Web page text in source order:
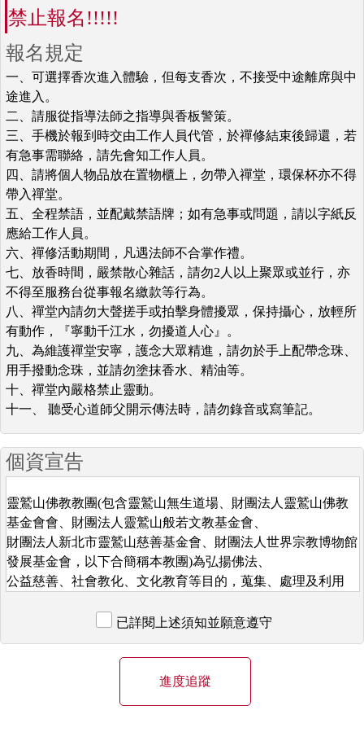
禁止報名!!!!!
報名規定
一、可選擇香次進入體驗，但每支香次，不接受中途離席與中
途進入。
二、請服從指導法師之指導與香板警策。
三、手機於報到時交由工作人員代管，於禪修結束後歸還，若
有急事需聯絡，請先會知工作人員。
四、請將個人物品放在置物櫃上，勿帶入禪堂，環保杯亦不得
帶入禪堂。
五、全程禁語，並配戴禁語牌；如有急事或問題，請以字紙反
應給工作人員。
六、禪修活動期間，凡遇法師不合掌作禮。
七、放香時間，嚴禁散心雜話，請勿2人以上聚眾或並行，亦
不得至服務台從事報名繳款等行為。
八、禪堂內請勿大聲搓手或拍擊身體擾眾，保持攝心，放輕所
有動作，『寧動千江水，勿擾道人心』。
九、為維護禪堂安寧，護念大眾精進，請勿於手上配帶念珠、
用手撥動念珠，並請勿塗抹香水、精油等。
十、禪堂內嚴格禁止靈動。
十一、 聽受心道師父開示傳法時，請勿錄音或寫筆記。
個資宣告
靈鷲山佛教教團(包含靈鷲山無生道場、財團法人靈鷲山佛教
基金會會、財團法人靈鷲山般若文教基金會、
財團法人新北市靈鷲山慈善基金會、財團法人世界宗教博物館
發展基金會，以下合簡稱本教團)為弘揚佛法、
公益慈善、社會教化、文化教育等目的，蒐集、處理及利用
特依據個人資料保護法第八條第一項之規定，告知 台端下列
已詳閱上述須知並願意遵守